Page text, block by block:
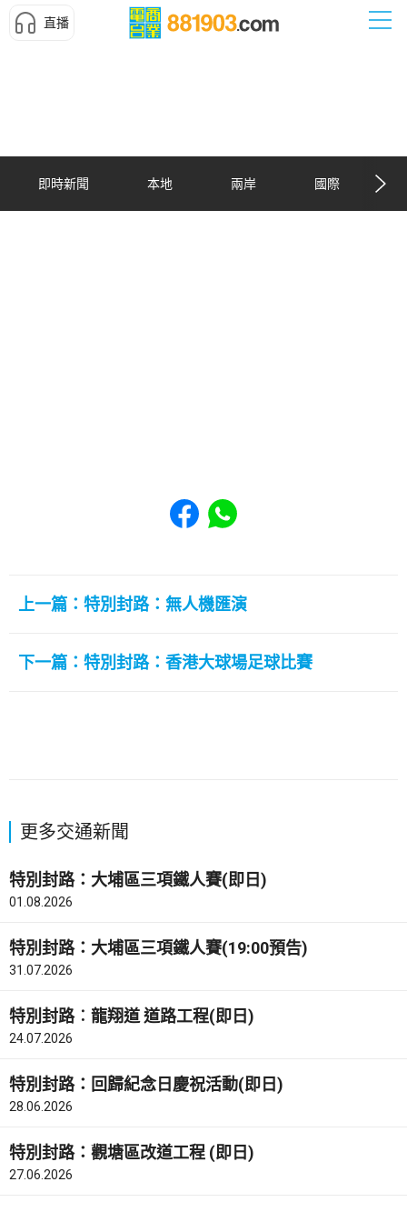
直播
即時新聞 本地 兩岸 國際
Share to Facebook
Share to WhatsApp
上一篇：特別封路：無人機匯演
下一篇：特別封路：香港大球場足球比賽
更多交通新聞
特別封路：大埔區三項鐵人賽(即日)
01.08.2026
特別封路：大埔區三項鐵人賽(19:00預告)
31.07.2026
特別封路︰龍翔道 道路工程(即日)
24.07.2026
特別封路：回歸紀念日慶祝活動(即日)
28.06.2026
特別封路：觀塘區改道工程 (即日)
27.06.2026